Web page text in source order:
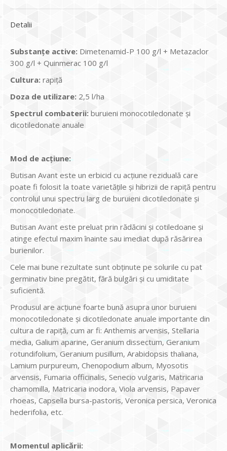
Detalii
Substanțe active: Dimetenamid-P 100 g/l + Metazaclor
300 g/l + Quinmerac 100 g/l
Cultura: rapiță
Doza de utilizare: 2,5 l/ha
Spectrul combaterii: buruieni monocotiledonate şi
dicotiledonate anuale
Mod de acţiune:
Butisan Avant este un erbicid cu acțiune reziduală care
poate fi folosit la toate varietățile și hibrizii de rapiță pentru
controlul unui spectru larg de buruieni dicotiledonate și
monocotiledonate.
Butisan Avant este preluat prin rădăcini și cotiledoane și
atinge efectul maxim înainte sau imediat după răsărirea
burienilor.
Cele mai bune rezultate sunt obținute pe solurile cu pat
germinativ bine pregătit, fără bulgări şi cu umiditate
suficientă.
Produsul are acțiune foarte bună asupra unor buruieni
monocotiledonate și dicotiledonate anuale importante din
cultura de rapiță, cum ar fi: Anthemis arvensis, Stellaria
media, Galium aparine, Geranium dissectum, Geranium
rotundifolium, Geranium pusillum, Arabidopsis thaliana,
Lamium purpureum, Chenopodium album, Myosotis
arvensis, Fumaria officinalis, Senecio vulgaris, Matricaria
chamomilla, Matricaria inodora, Viola arvensis, Papaver
rhoeas, Capsella bursa-pastoris, Veronica persica, Veronica
hederifolia, etc.
Momentul aplicării: